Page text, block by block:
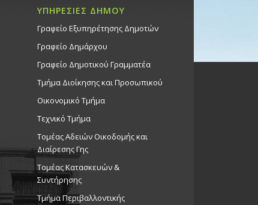
ΥΠΗΡΕΣΙΕΣ ΔΗΜΟΥ
Γραφείο Εξυπηρέτησης Δημοτών
Γραφείο Δημάρχου
Γραφείο Δημοτικού Γραμματέα
Τμήμα Διοίκησης και Προσωπικού
Οικονομικό Τμήμα
Τεχνικό Τμήμα
Τομέας Αδειών Οικοδομής και
Διαίρεσης Γης
Τομέας Κατασκευών &
Συντήρησης
Τμήμα Περιβαλλοντικής